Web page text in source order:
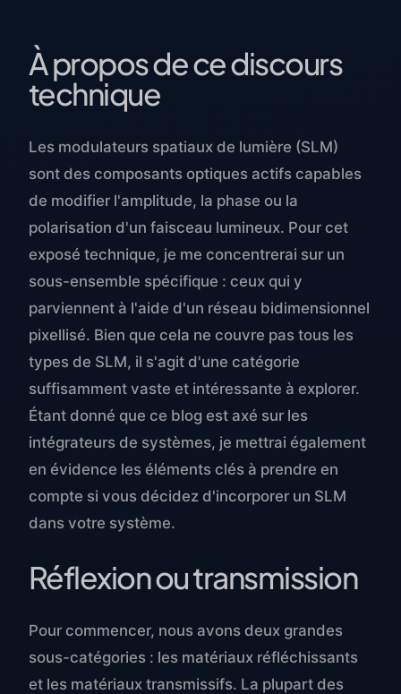
À propos de ce discours
technique
Les modulateurs spatiaux de lumière (SLM)
sont des composants optiques actifs capables
de modifier l'amplitude, la phase ou la
polarisation d'un faisceau lumineux. Pour cet
exposé technique, je me concentrerai sur un
sous-ensemble spécifique : ceux qui y
parviennent à l'aide d'un réseau bidimensionnel
pixellisé. Bien que cela ne couvre pas tous les
types de SLM, il s'agit d'une catégorie
suffisamment vaste et intéressante à explorer.
Étant donné que ce blog est axé sur les
intégrateurs de systèmes, je mettrai également
en évidence les éléments clés à prendre en
compte si vous décidez d'incorporer un SLM
dans votre système.
Réflexion ou transmission
Pour commencer, nous avons deux grandes
sous-catégories : les matériaux réfléchissants
et les matériaux transmissifs. La plupart des